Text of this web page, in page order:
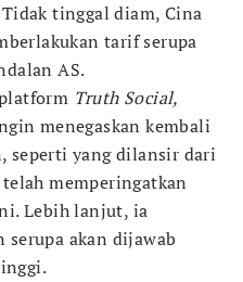
tinggal diam, Cina
tarif serupa
AS.
Truth Social,
menegaskan kembali
seperti yang dilansir dari
memperingatkan
Lebih lanjut, ia
akan dijawab